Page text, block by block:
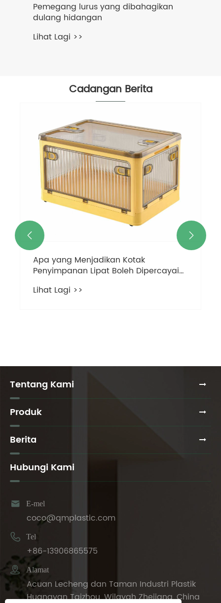
Pemegang lurus yang dibahagikan
dulang hidangan
Lihat Lagi >>
Cadangan Berita
Apa yang Menjadikan Kotak
Penyimpanan Lipat Boleh Dipercayai?
Struktur dan Penggunaan Yang Betul
Lihat Lagi >>
 
Tentang Kami
Produk
Berita
Hubungi Kami
 E-mel
coco@qmplastic.com
 Tel
+86-13906865575
 Alamat
Acuan Lecheng dan Taman Industri Plastik
Huangyan Taizhou, Wilayah Zhejiang, China